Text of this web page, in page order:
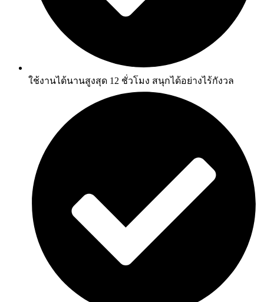
ใช้งานได้นานสูงสุด 12 ชั่วโมง สนุกได้อย่างไร้กังวล